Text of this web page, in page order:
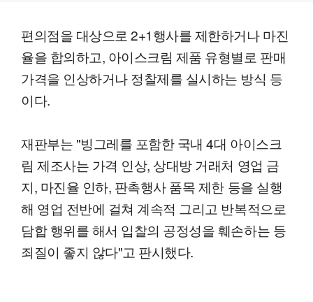
편의점을 대상으로 2+1행사를 제한하거나 마진
율을 합의하고, 아이스크림 제품 유형별로 판매
가격을 인상하거나 정찰제를 실시하는 방식 등
이다.
재판부는 "빙그레를 포함한 국내 4대 아이스크
림 제조사는 가격 인상, 상대방 거래처 영업 금
지, 마진율 인하, 판촉행사 품목 제한 등을 실행
해 영업 전반에 걸쳐 계속적 그리고 반복적으로
담합 행위를 해서 입찰의 공정성을 훼손하는 등
죄질이 좋지 않다"고 판시했다.